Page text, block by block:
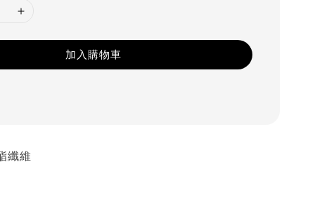
加入購物車
纖維